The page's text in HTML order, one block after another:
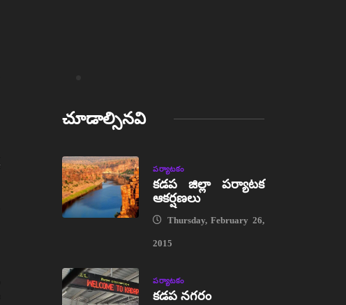
చూడాల్సినవి
పర్యాటకం
కడప జిల్లా పర్యాటక
ఆకర్షణలు
Thursday, February 26,
2015
పర్యాటకం
కడప నగరం